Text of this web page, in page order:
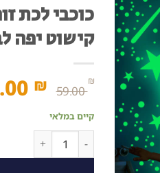
קישוט יפה
59.00
₪
היה:
₪.
₪
קיים במלאי
כמות של כוכבי לכת זוהרים להדבקה